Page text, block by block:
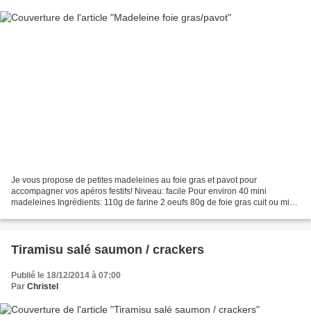
Je vous propose de petites madeleines au foie gras et pavot pour
accompagner vos apéros festifs! Niveau: facile Pour environ 40 mini
madeleines Ingrédients: 110g de farine 2 oeufs 80g de foie gras cuit ou mi-
Tiramisu salé saumon / crackers
Publié le 18/12/2014 à 07:00
Par Christel